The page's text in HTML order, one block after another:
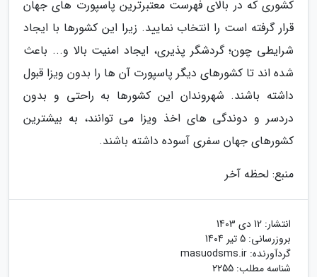
کشوری که در بالای فهرست معتبرترین پاسپورت های جهان
قرار گرفته است را انتخاب نمایید. زیرا این کشورها با ایجاد
شرایطی چون؛ گردشگر پذیری، ایجاد امنیت بالا و... باعث
شده اند تا کشورهای دیگر پاسپورت آن ها را بدون ویزا قبول
داشته باشند. شهروندان این کشورها به راحتی و بدون
دردسر و دوندگی های اخذ ویزا می توانند، به بیشترین
کشورهای جهان سفری آسوده داشته باشند.
منبع: لحظه آخر
انتشار: 12 دی 1403
بروزرسانی: 5 تیر 1404
گردآورنده: masuodsms.ir
شناسه مطلب: 2255